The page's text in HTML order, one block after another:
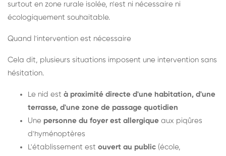
surtout en zone rurale isolée, n'est ni nécessaire ni
écologiquement souhaitable.
Quand l'intervention est nécessaire
Cela dit, plusieurs situations imposent une intervention sans
hésitation.
Le nid est à proximité directe d'une habitation, d'une
terrasse, d'une zone de passage quotidien
Une personne du foyer est allergique aux piqûres
d'hyménoptères
L'établissement est ouvert au public (école,